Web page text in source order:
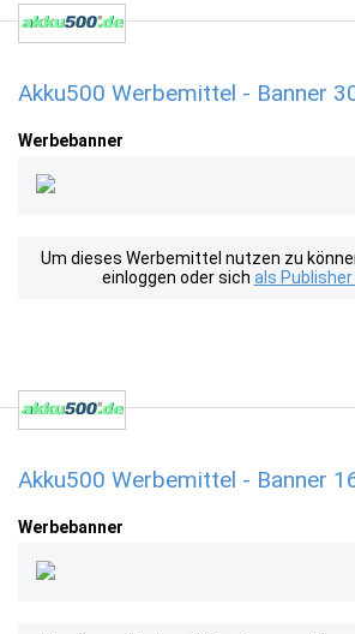
Akku500 Werbemittel - Banner
Werbebanner
Um dieses Werbemittel nutzen zu
einloggen oder sich als
Akku500 Werbemittel - Banner
Werbebanner